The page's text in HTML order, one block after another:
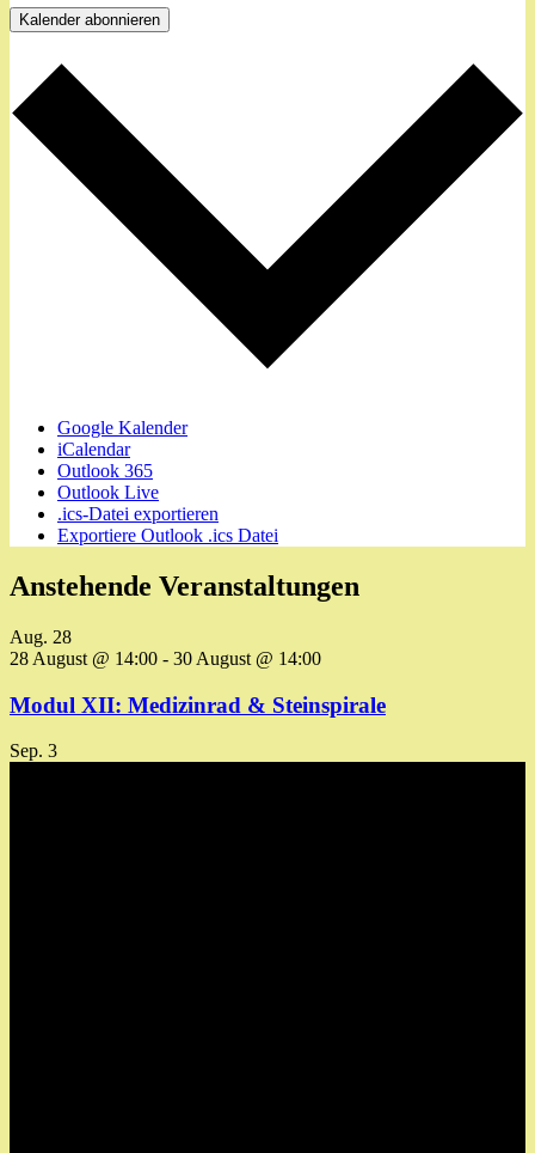
Kalender abonnieren
Google Kalender
iCalendar
Outlook 365
Outlook Live
.ics-Datei exportieren
Exportiere Outlook .ics Datei
Anstehende Veranstaltungen
Aug. 28
28 August @ 14:00 - 30 August @ 14:00
Modul XII: Medizinrad & Steinspirale
Sep. 3